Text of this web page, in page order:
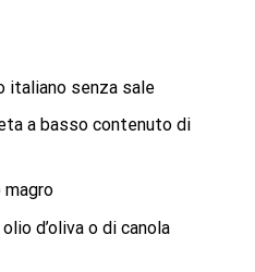
italiano senza sale
a basso contenuto di
magro
d’oliva o di canola